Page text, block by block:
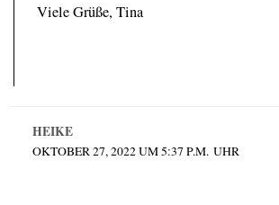
Viele Grüße, Tina
HEIKE
OKTOBER 27, 2022 UM 5:37 P.M. UHR